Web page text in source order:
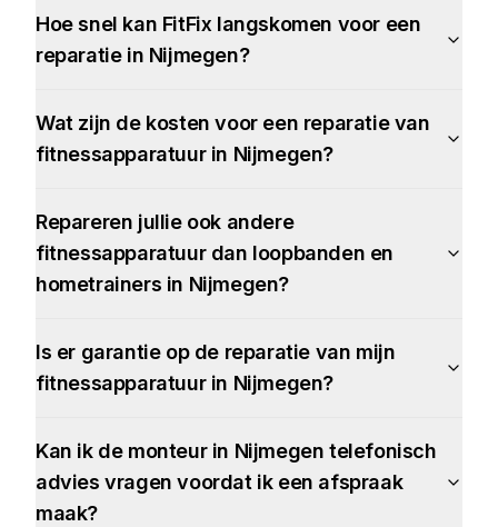
Hoe snel kan FitFix langskomen voor een
reparatie in Nijmegen?
Wat zijn de kosten voor een reparatie van
fitnessapparatuur in Nijmegen?
Repareren jullie ook andere
fitnessapparatuur dan loopbanden en
hometrainers in Nijmegen?
Is er garantie op de reparatie van mijn
fitnessapparatuur in Nijmegen?
Kan ik de monteur in Nijmegen telefonisch
advies vragen voordat ik een afspraak
maak?